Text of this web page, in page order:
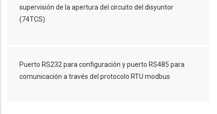
supervisión de la apertura del circuito del disyuntor
(74TCS)
Puerto RS232 para configuración y puerto RS485 para
comunicación a través del protocolo RTU modbus